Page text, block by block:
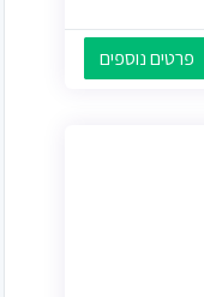
פרטים נוספים